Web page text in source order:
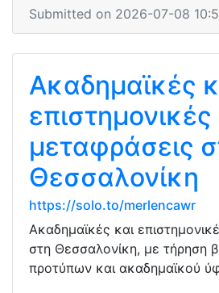
Submitted on 2026-07-08
Ακαδημαϊκές
επιστημονικές
μεταφράσεις
Θεσσαλονίκη
https://solo.to/merlencawr
Ακαδημαϊκές και
στη Θεσσαλονίκη, με τήρηση
προτύπων και ακαδημαϊκού